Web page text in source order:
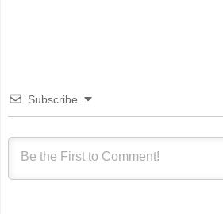
Subscribe